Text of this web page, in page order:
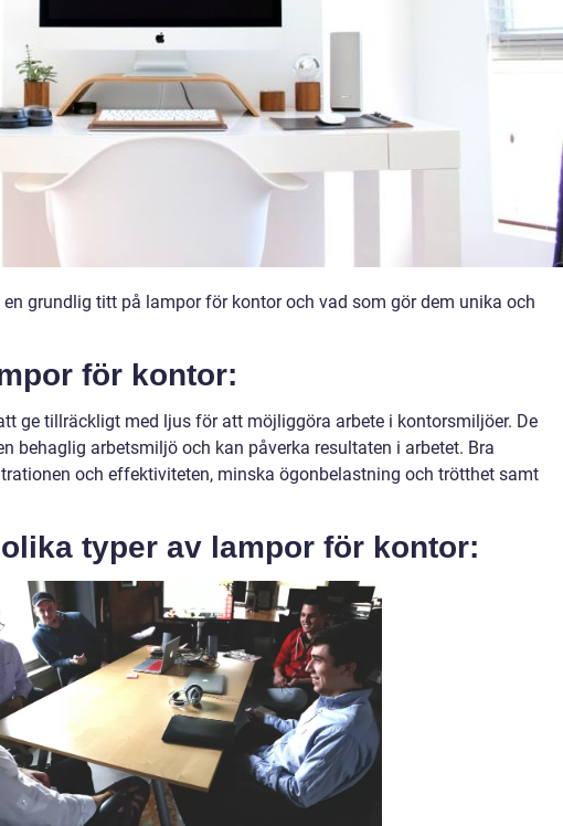
grundlig titt på lampor för kontor och vad som gör dem unika och
för kontor:
ge tillräckligt med ljus för att möjliggöra arbete i kontorsmiljöer. De
behaglig arbetsmiljö och kan påverka resultaten i arbetet. Bra
och effektiviteten, minska ögonbelastning och trötthet samt
typer av lampor för kontor: